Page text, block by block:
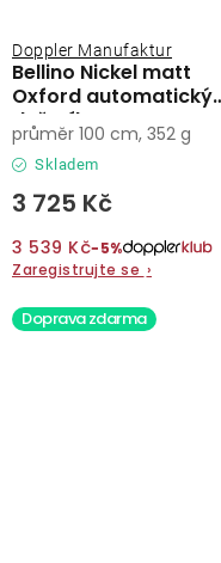
Bellino Nickel matt
Oxford automatický
deštník
Doppler Manufaktur
Skladem
3 725 Kč
3 539 Kč−5%
Zaregistrujte se ›
průměr 100 cm, 352 g
Doprava zdarma